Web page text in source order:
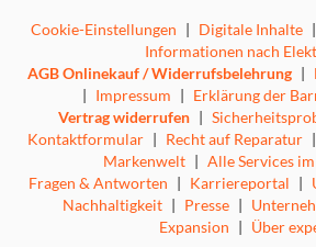
Cookie-Einstellungen | Digitale Inhalte |
Informationen nach
AGB Onlinekauf / Widerrufsbelehrung |
| Impressum | Erklärung der
Vertrag widerrufen |
Kontaktformular | Recht auf Reparatur |
Markenwelt | Alle Services
Fragen & Antworten | Karriereportal |
Nachhaltigkeit | Presse |
Expansion | Über